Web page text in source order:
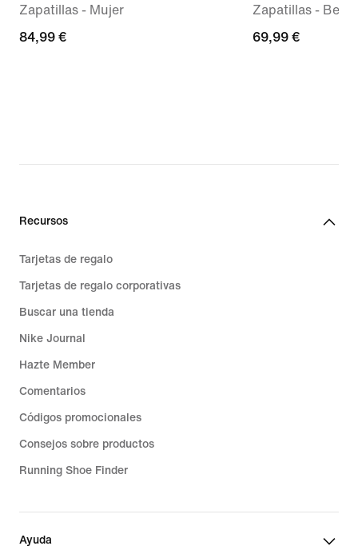
Zapatillas - Mujer
84,99 €
84,99 €
Zapatillas -
69,99 €
69,99 €
Recursos
Tarjetas de regalo
Tarjetas de regalo corporativas
Buscar una tienda
Nike Journal
Hazte Member
Comentarios
Códigos promocionales
Consejos sobre productos
Running Shoe Finder
Ayuda